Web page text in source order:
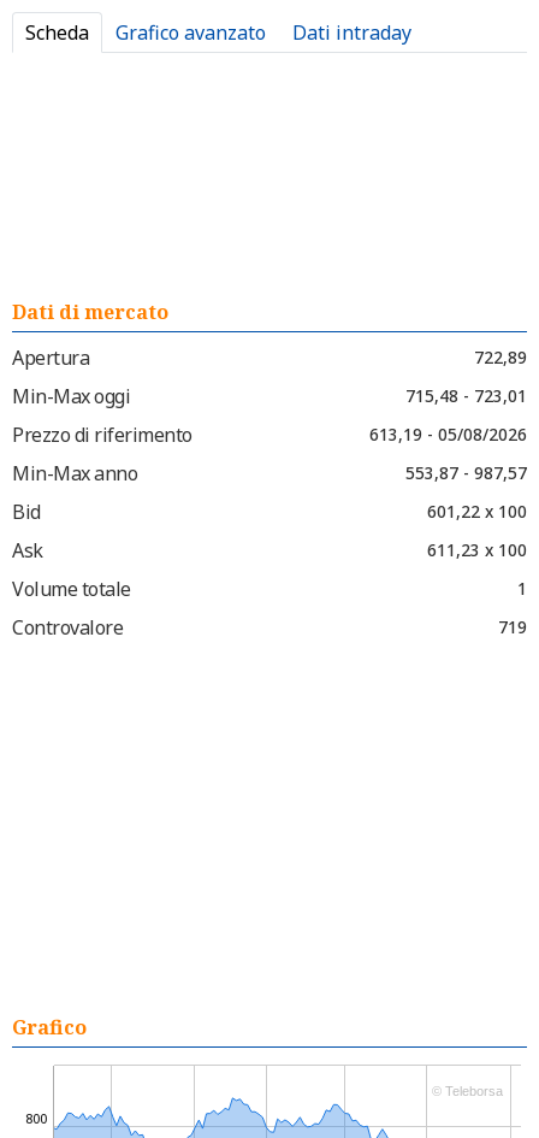
Scheda Grafico avanzato Dati intraday
Dati di mercato
Apertura
722,89
Min-Max oggi 715,48 - 723,01
Prezzo di riferimento 613,19 - 05/08/2026
Min-Max anno 553,87 - 987,57
Bid 601,22 x 100
Ask 611,23 x 100
Volume totale 1
Controvalore 719
Grafico
800
© Teleborsa